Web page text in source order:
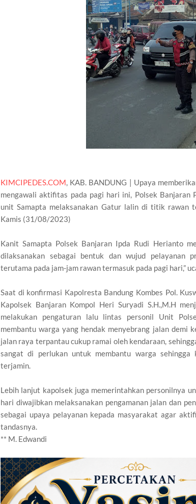
KIMCIPEDES.COM, KAB. BANDUNG | Upaya
mengawali aktifitas pada pagi hari ini, Polsek Banjaran
unit Samapta melaksanakan Gatur lalin di titik rawan
Kamis (31/08/2023)
Kanit Samapta Polsek Banjaran Ipda Rudi Herianto
dilaksanakan sebagai bentuk dan wujud pelayanan
terutama pada jam-jam rawan termasuk pada pagi hari,”
Saat di konfirmasi Kapolresta Bandung Kombes Pol.
Kapolsek Banjaran Kompol Heri Suryadi S.H.,M.H
melakukan pengaturan lalu lintas personil Unit
membantu warga yang hendak menyebrang jalan demi
jalan raya terpantau cukup ramai oleh kendaraan,
sangat di perlukan untuk membantu warga sehingga
terjamin.
Lebih lanjut kapolsek juga memerintahkan personilnya
hari diwajibkan melaksanakan pengamanan jalan dan
sebagai upaya pelayanan kepada masyarakat agar
tandasnya.
** M. Edwandi